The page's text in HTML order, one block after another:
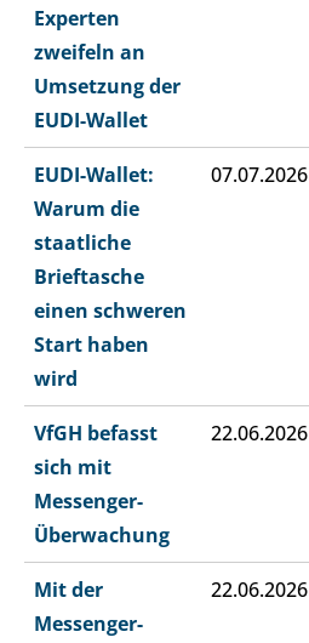
Experten
zweifeln an
Umsetzung der
EUDI-Wallet
EUDI-Wallet:
Warum die
staatliche
Brieftasche
einen schweren
Start haben
wird
07.07.2026
VfGH befasst
sich mit
Messenger-
Überwachung
22.06.2026
Mit der
Messenger-
22.06.2026